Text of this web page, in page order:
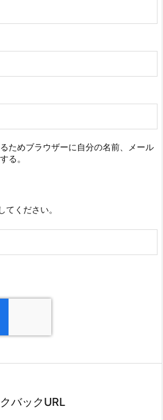
ためブラウザーに自分の名前、メール
る。
ください。
バックURL